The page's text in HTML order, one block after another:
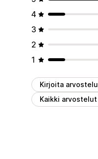
4
3
2
1
Kirjoita arvostelu
Kaikki arvostelut